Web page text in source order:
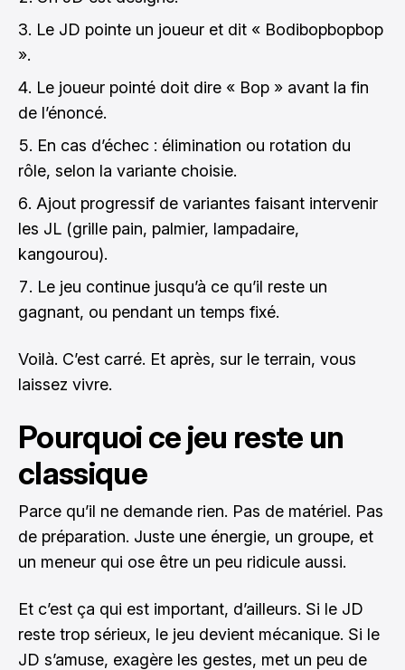
Le JD pointe un joueur et dit « Bodibopbopbop
».
Le joueur pointé doit dire « Bop » avant la fin
de l’énoncé.
En cas d’échec : élimination ou rotation du
rôle, selon la variante choisie.
Ajout progressif de variantes faisant intervenir
les JL (grille pain, palmier, lampadaire,
kangourou).
Le jeu continue jusqu’à ce qu’il reste un
gagnant, ou pendant un temps fixé.
Voilà. C’est carré. Et après, sur le terrain, vous
laissez vivre.
Pourquoi ce jeu reste un
classique
Parce qu’il ne demande rien. Pas de matériel. Pas
de préparation. Juste une énergie, un groupe, et
un meneur qui ose être un peu ridicule aussi.
Et c’est ça qui est important, d’ailleurs. Si le JD
reste trop sérieux, le jeu devient mécanique. Si le
JD s’amuse, exagère les gestes, met un peu de